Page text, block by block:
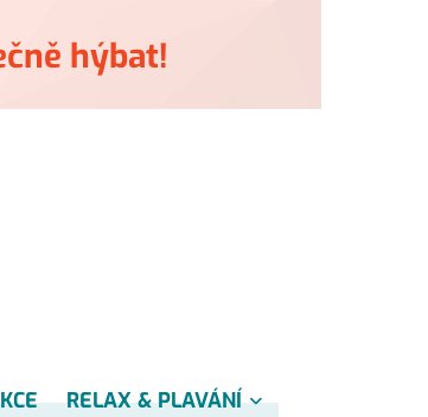
hýbat!
RELAX & PLAVÁNÍ